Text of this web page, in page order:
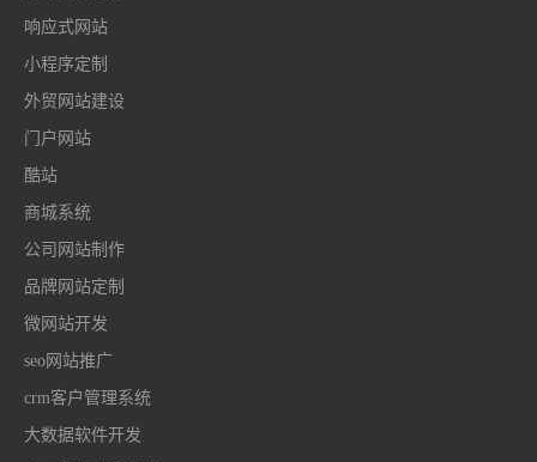
响应式网站
小程序定制
外贸网站建设
门户网站
酷站
商城系统
公司网站制作
品牌网站定制
微网站开发
seo网站推广
crm客户管理系统
大数据软件开发